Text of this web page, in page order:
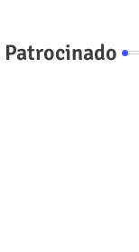
Patrocinado